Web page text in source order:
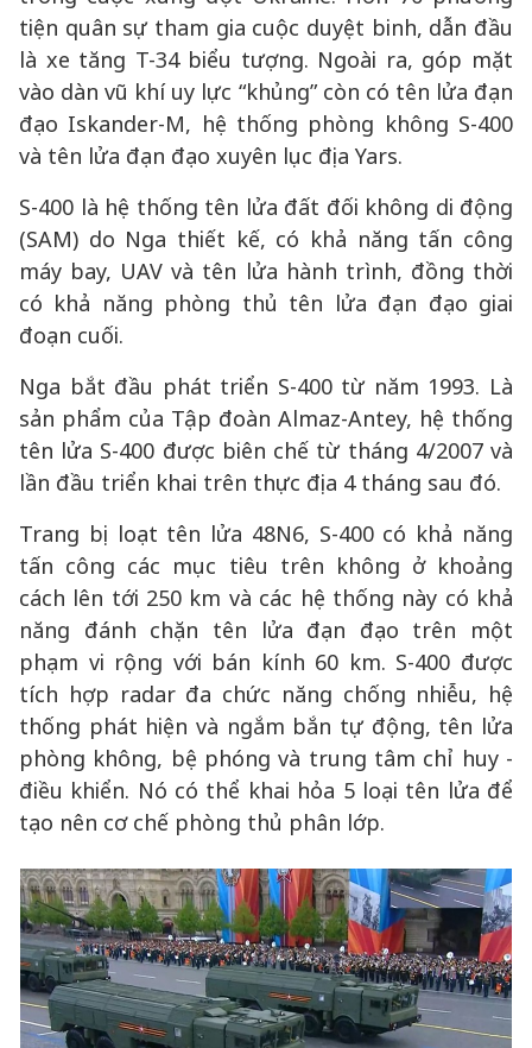
tiện quân sự tham gia cuộc duyệt binh, dẫn đầu
là xe tăng T-34 biểu tượng. Ngoài ra, góp mặt
vào dàn vũ khí uy lực “khủng” còn có tên lửa đạn
đạo Iskander-M, hệ thống phòng không S-400
và tên lửa đạn đạo xuyên lục địa Yars.
S-400 là hệ thống tên lửa đất đối không di động
(SAM) do Nga thiết kế, có khả năng tấn công
máy bay, UAV và tên lửa hành trình, đồng thời
có khả năng phòng thủ tên lửa đạn đạo giai
đoạn cuối.
Nga bắt đầu phát triển S-400 từ năm 1993. Là
sản phẩm của Tập đoàn Almaz-Antey, hệ thống
tên lửa S-400 được biên chế từ tháng 4/2007 và
lần đầu triển khai trên thực địa 4 tháng sau đó.
Trang bị loạt tên lửa 48N6, S-400 có khả năng
tấn công các mục tiêu trên không ở khoảng
cách lên tới 250 km và các hệ thống này có khả
năng đánh chặn tên lửa đạn đạo trên một
phạm vi rộng với bán kính 60 km. S-400 được
tích hợp radar đa chức năng chống nhiễu, hệ
thống phát hiện và ngắm bắn tự động, tên lửa
phòng không, bệ phóng và trung tâm chỉ huy -
điều khiển. Nó có thể khai hỏa 5 loại tên lửa để
tạo nên cơ chế phòng thủ phân lớp.